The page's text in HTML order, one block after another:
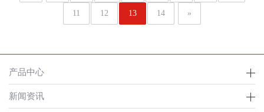
11 12 13 14 »
产品中心
新闻资讯